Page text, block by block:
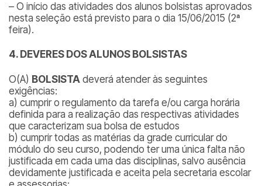
– O início das atividades dos alunos bolsistas aprovados
nesta seleção está previsto para o dia 15/06/2015 (2ª
feira).
4. DEVERES DOS ALUNOS BOLSISTAS
O(A) BOLSISTA deverá atender às seguintes
exigências:
a) cumprir o regulamento da tarefa e/ou carga horária
definida para a realização das respectivas atividades
que caracterizam sua bolsa de estudos
b) cumprir todas as matérias da grade curricular do
módulo do seu curso, podendo ter uma única falta não
justificada em cada uma das disciplinas, salvo ausência
devidamente justificada e aceita pela secretaria escolar